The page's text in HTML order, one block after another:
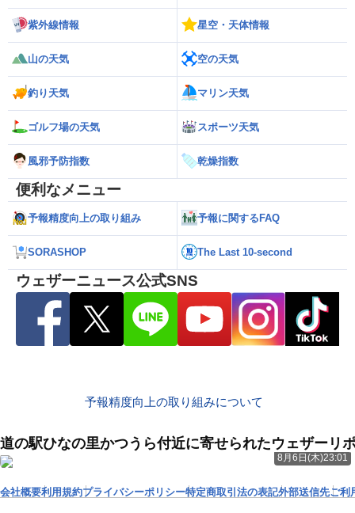
紫外線情報 星空・天体情報
山の天気 空の天気
釣り天気 マリン天気
ゴルフ場の天気 スポーツ天気
風邪予防指数 乾燥指数
便利なメニュー
予報精度向上の取り組み 予報に関するFAQ
SORASHOP The Last 10-second
ウェザーニュース公式SNS
予報精度向上の取り組みについて
道の駅ひなの里かつうら付近に寄せられたウェザーリ
8月6日(木)23:01
会社概要利用規約プライバシーポリシー特定商取引法の表記外部送信先ご利